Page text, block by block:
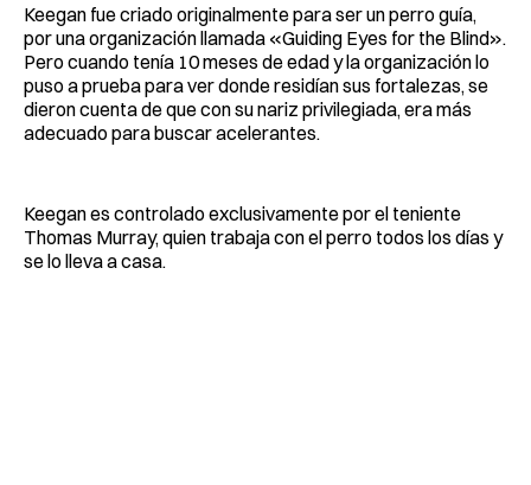
Keegan fue criado originalmente para ser un perro guía,
por una organización llamada «Guiding Eyes for the Blind».
Pero cuando tenía 10 meses de edad y la organización lo
puso a prueba para ver donde residían sus fortalezas, se
dieron cuenta de que con su nariz privilegiada, era más
adecuado para buscar acelerantes.
Keegan es controlado exclusivamente por el teniente
Thomas Murray, quien trabaja con el perro todos los días y
se lo lleva a casa.